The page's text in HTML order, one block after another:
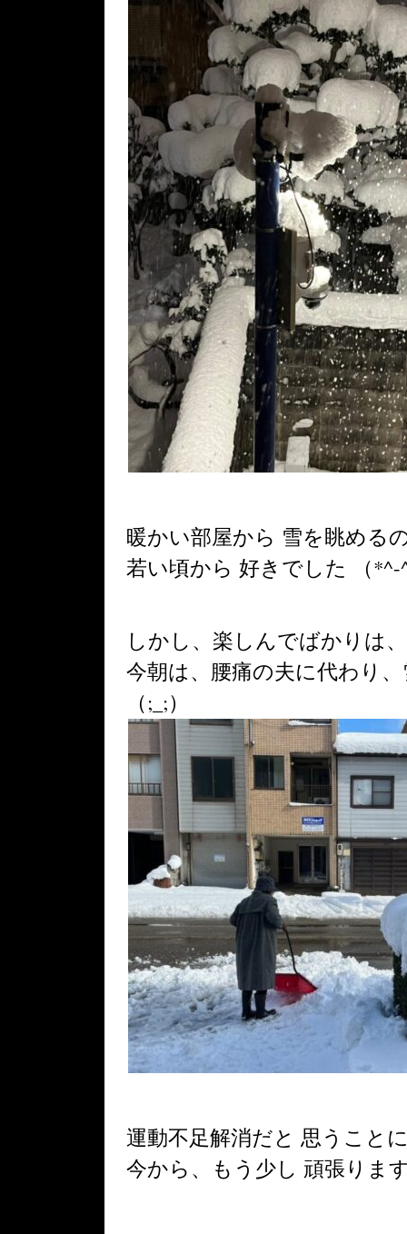
暖かい部屋から 雪を眺める
若い頃から 好きでした （
しかし、楽しんでばかりは
今朝は、腰痛の夫に代わり
（;_;）
運動不足解消だと 思うこと
今から、もう少し 頑張りま